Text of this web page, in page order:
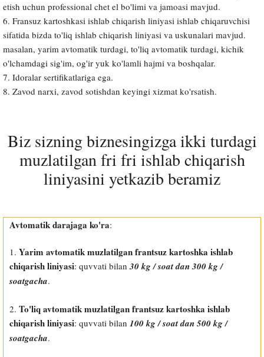
etish uchun professional chet el bo'limi va jamoasi mavjud.
6. Fransuz kartoshkasi ishlab chiqarish liniyasi ishlab chiqaruvchisi
sifatida bizda to'liq ishlab chiqarish liniyasi va uskunalari mavjud.
masalan, yarim avtomatik turdagi, to'liq avtomatik turdagi, kichik
o'lchamdagi sig'im, og'ir yuk ko'lamli hajmi va boshqalar.
7. Idoralar sertifikatlariga ega.
8. Zavod narxi, zavod sotishdan keyingi xizmat ko'rsatish.
Biz sizning biznesingizga ikki turdagi
muzlatilgan fri fri ishlab chiqarish
liniyasini yetkazib beramiz
Avtomatik darajaga ko'ra:
1. Yarim avtomatik muzlatilgan frantsuz kartoshka ishlab
chiqarish liniyasi: quvvati bilan30 kg / soat dan 300 kg /
soatgacha.
2. To'liq avtomatik muzlatilgan frantsuz kartoshka ishlab
chiqarish liniyasi: quvvati bilan 100 kg / soat dan 500 kg /
soatgacha.